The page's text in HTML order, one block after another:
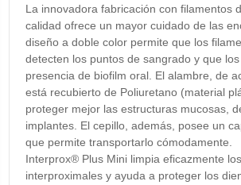
La innovadora fabricación con filamentos
calidad ofrece un mayor cuidado de las
diseño a doble color permite que los
detecten los puntos de sangrado y que
presencia de biofilm oral. El alambre, de
está recubierto de Poliuretano (material
proteger mejor las estructuras mucosas,
implantes. El cepillo, además, posee un
que permite transportarlo cómodamente.
Interprox® Plus Mini limpia eficazmente
interproximales y ayuda a proteger los